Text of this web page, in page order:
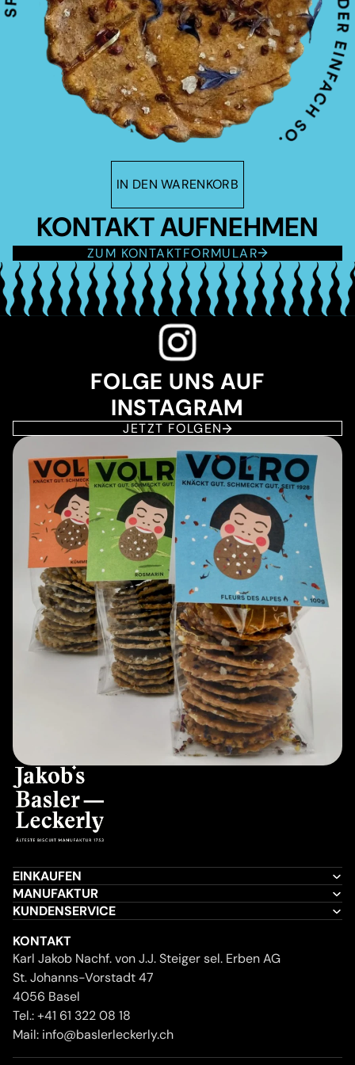
IN DEN WARENKORB
KONTAKT AUFNEHMEN
ZUM KONTAKTFORMULAR
FOLGE UNS AUF
INSTAGRAM
JETZT FOLGEN
EINKAUFEN
MANUFAKTUR
KUNDENSERVICE
KONTAKT
Karl Jakob Nachf. von J.J. Steiger sel. Erben AG
St. Johanns-Vorstadt 47
4056 Basel
Tel.:+41 61 322 08 18
Mail: info@baslerleckerly.ch